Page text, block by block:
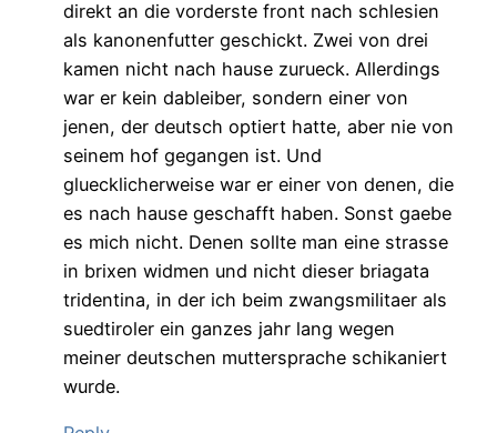
direkt an die vorderste front nach schlesien
als kanonenfutter geschickt. Zwei von drei
kamen nicht nach hause zurueck. Allerdings
war er kein dableiber, sondern einer von
jenen, der deutsch optiert hatte, aber nie von
seinem hof gegangen ist. Und
gluecklicherweise war er einer von denen, die
es nach hause geschafft haben. Sonst gaebe
es mich nicht. Denen sollte man eine strasse
in brixen widmen und nicht dieser briagata
tridentina, in der ich beim zwangsmilitaer als
suedtiroler ein ganzes jahr lang wegen
meiner deutschen muttersprache schikaniert
wurde.